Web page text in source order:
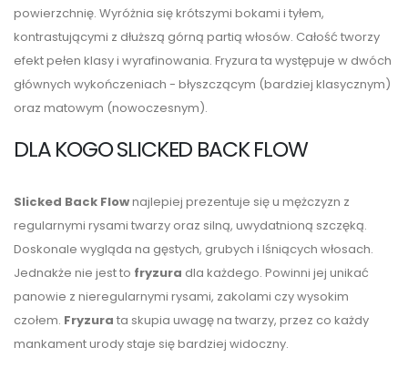
powierzchnię. Wyróżnia się krótszymi bokami i tyłem,
kontrastującymi z dłuższą górną partią włosów. Całość tworzy
efekt pełen klasy i wyrafinowania. Fryzura ta występuje w dwóch
głównych wykończeniach - błyszczącym (bardziej klasycznym)
oraz matowym (nowoczesnym).
DLA KOGO SLICKED BACK FLOW
Slicked Back Flownajlepiej prezentuje się u mężczyzn z
regularnymi rysami twarzy oraz silną, uwydatnioną szczęką.
Doskonale wygląda na gęstych, grubych i lśniących włosach.
Jednakże nie jest to fryzura dla każdego. Powinni jej unikać
panowie z nieregularnymi rysami, zakolami czy wysokim
czołem. Fryzura ta skupia uwagę na twarzy, przez co każdy
mankament urody staje się bardziej widoczny.